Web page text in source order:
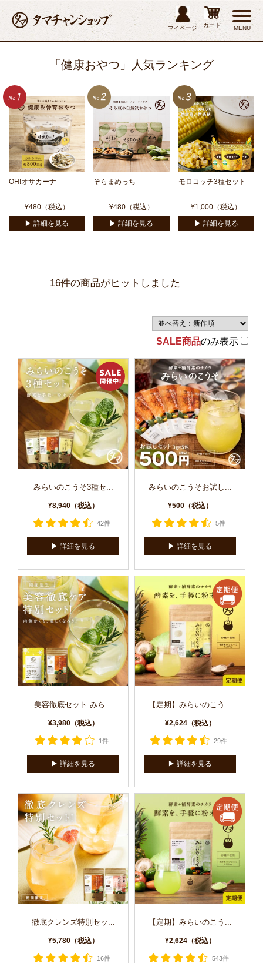
マイページ カート MENU
「健康おやつ」人気ランキング
OH!オサカーナ
¥480（税込）
▶︎ 詳細を見る
そらまめっち
¥480（税込）
▶︎ 詳細を見る
モロコッチ3種セット
¥1,000（税込）
▶︎ 詳細を見る
16件の商品がヒットしました
SALE商品のみ表示
みらいのこうそ3種セ...
¥8,940（税込）
42件
▶︎ 詳細を見る
みらいのこうそお試し...
¥500（税込）
5件
▶︎ 詳細を見る
美容徹底セット みら...
¥3,980（税込）
1件
▶︎ 詳細を見る
【定期】みらいのこう...
¥2,624（税込）
29件
▶︎ 詳細を見る
徹底クレンズ特別セッ...
¥5,780（税込）
16件
【定期】みらいのこう...
¥2,624（税込）
543件